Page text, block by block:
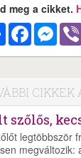
meg a cikket.
MegosztásFacebook
CIKKEK
szőlős,
legtöbbször
megváltozik: